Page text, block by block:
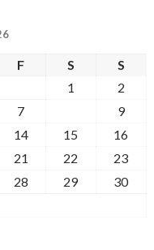
F S
S
1
2
7
9
14 15
16
21 22
23
28 29
30